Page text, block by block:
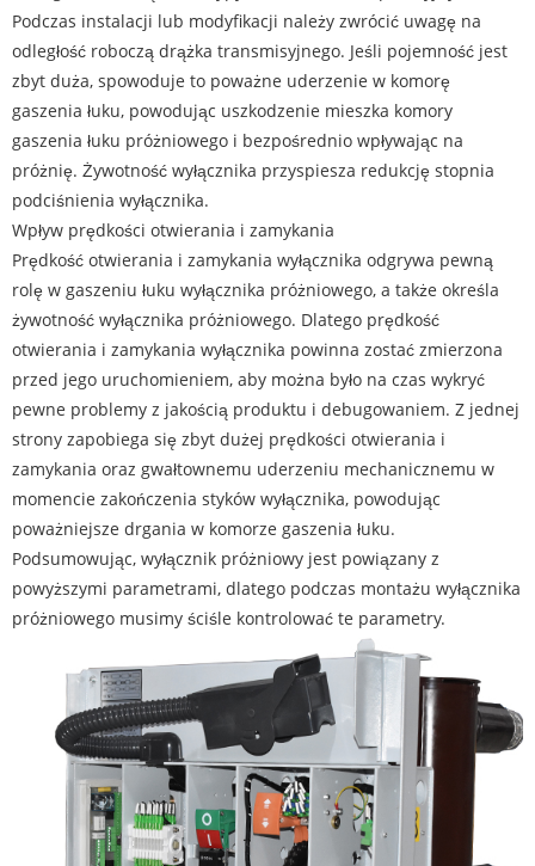
Podczas instalacji lub modyfikacji należy zwrócić uwagę na
odległość roboczą drążka transmisyjnego. Jeśli pojemność jest
zbyt duża, spowoduje to poważne uderzenie w komorę
gaszenia łuku, powodując uszkodzenie mieszka komory
gaszenia łuku próżniowego i bezpośrednio wpływając na
próżnię. Żywotność wyłącznika przyspiesza redukcję stopnia
podciśnienia wyłącznika.
Wpływ prędkości otwierania i zamykania
Prędkość otwierania i zamykania wyłącznika odgrywa pewną
rolę w gaszeniu łuku wyłącznika próżniowego, a także określa
żywotność wyłącznika próżniowego. Dlatego prędkość
otwierania i zamykania wyłącznika powinna zostać zmierzona
przed jego uruchomieniem, aby można było na czas wykryć
pewne problemy z jakością produktu i debugowaniem. Z jednej
strony zapobiega się zbyt dużej prędkości otwierania i
zamykania oraz gwałtownemu uderzeniu mechanicznemu w
momencie zakończenia styków wyłącznika, powodując
poważniejsze drgania w komorze gaszenia łuku.
Podsumowując, wyłącznik próżniowy jest powiązany z
powyższymi parametrami, dlatego podczas montażu wyłącznika
próżniowego musimy ściśle kontrolować te parametry.